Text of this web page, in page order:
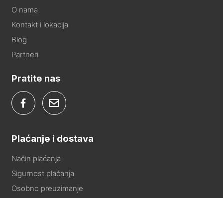
O nama
Kontakt i lokacija
Blog
Partneri
Pratite nas
Plaćanje i dostava
Način plaćanja
Sigurnost plaćanja
Osobno preuzimanje